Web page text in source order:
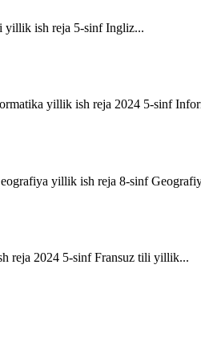
yillik ish reja 5-sinf Ingliz...
yillik ish reja 2024 5-sinf
yillik ish reja 8-sinf
reja 2024 5-sinf Fransuz tili yillik...